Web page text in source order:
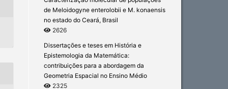
de Meloidogyne enterolobii e M. konaensis
no estado do Ceará, Brasil
2626
Dissertações e teses em História e
Epistemologia da Matemática:
contribuições para a abordagem da
Geometria Espacial no Ensino Médio
2325